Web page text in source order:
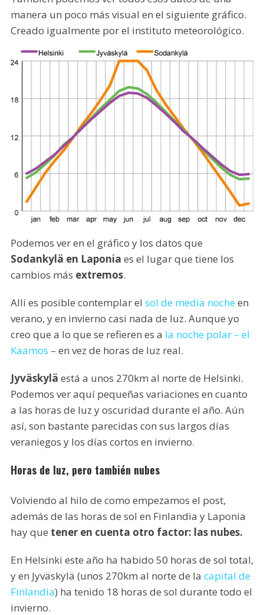
manera un poco más visual en el siguiente gráfico.
Creado igualmente por el instituto meteorológico.
Podemos ver en el gráfico y los datos que
Sodankylä en Laponia es el lugar que tiene los
cambios más extremos.
Allí es posible contemplar el sol de media noche en
verano, y en invierno casi nada de luz. Aunque yo
creo que a lo que se refieren es a la noche polar – el
Kaamos – en vez de horas de luz real.
Jyväskylä está a unos 270km al norte de Helsinki.
Podemos ver aquí pequeñas variaciones en cuanto
a las horas de luz y oscuridad durante el año. Aún
así, son bastante parecidas con sus largos días
veraniegos y los días cortos en invierno.
Horas de luz, pero también nubes
Volviendo al hilo de como empezamos el post,
además de las horas de sol en Finlandia y Laponia
hay que tener en cuenta otro factor: las nubes.
En Helsinki este año ha habido 50 horas de sol total,
y en Jyväskylä (unos 270km al norte de la capital de
Finlandia) ha tenido 18 horas de sol durante todo el
invierno.